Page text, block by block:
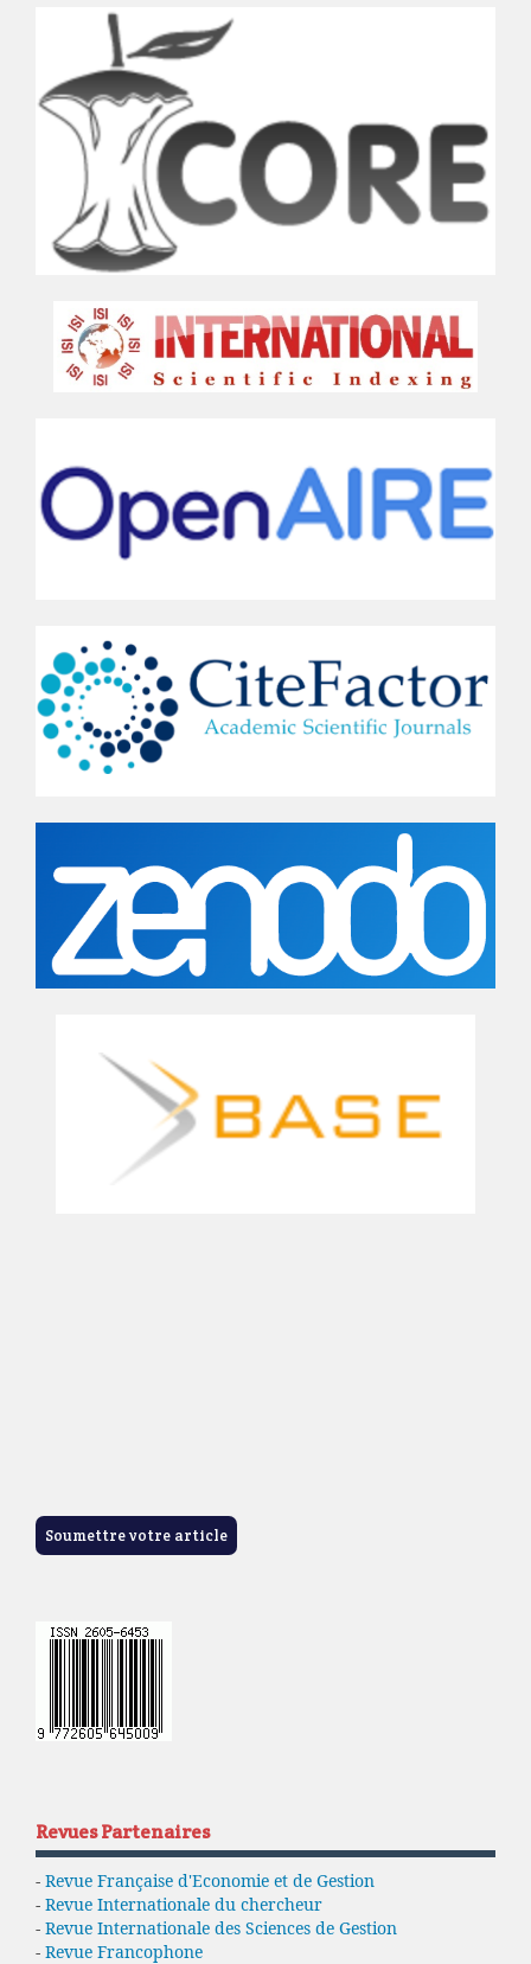
Soumettre votre article
Revues Partenaires
- Revue Française d'Economie et de Gestion
- Revue Internationale du chercheur
- Revue Internationale des Sciences de Gestion
- Revue Francophone